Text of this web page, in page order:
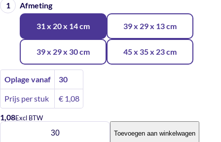
Afmeting
31 x 20 x 14 cm 39 x 29 x 13 cm
39 x 29 x 30 cm 45 x 35 x 23 cm
Oplage vanaf 30
Prijs per stuk €1,08
1,08Excl BTW
Geschenkdoos
Toevoegen aan winkelwagen